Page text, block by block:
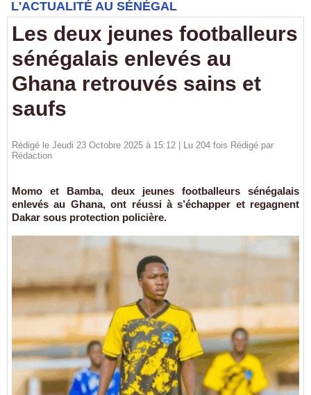
L'ACTUALITÉ AU SÉNÉGAL
Les deux jeunes footballeurs
sénégalais enlevés au
Ghana retrouvés sains et
saufs
Rédigé le Jeudi 23 Octobre 2025 à 15:12 | Lu 204 fois Rédigé par
Rédaction
Momo et Bamba, deux jeunes footballeurs sénégalais
enlevés au Ghana, ont réussi à s’échapper et regagnent
Dakar sous protection policière.